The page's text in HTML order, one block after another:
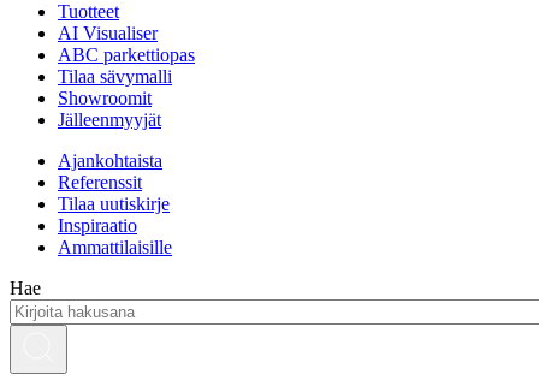
Tuotteet
AI Visualiser
ABC parkettiopas
Tilaa sävymalli
Showroomit
Jälleenmyyjät
Ajankohtaista
Referenssit
Tilaa uutiskirje
Inspiraatio
Ammattilaisille
Hae